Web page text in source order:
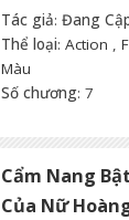
Tác giả: Đang
Thể loại: Action ,
Màu
Số chương: 7
Cẩm Nang
Của Nữ